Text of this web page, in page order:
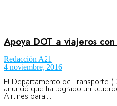
Apoya DOT a viajeros
Redacción A21
4 noviembre, 2016
El Departamento de Transporte
anunció que ha logrado un
Airlines para ...